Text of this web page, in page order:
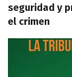
seguridad y
el crimen